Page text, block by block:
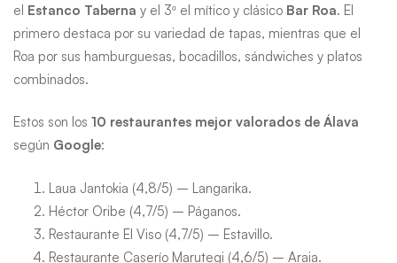
el Estanco Taberna y el 3º el mítico y clásico Bar Roa. El
primero destaca por su variedad de tapas, mientras que el
Roa por sus hamburguesas, bocadillos, sándwiches y platos
combinados.
Estos son los 10 restaurantes mejor valorados de Álava
según Google:
Laua Jantokia (4,8/5) – Langarika.
Héctor Oribe (4,7/5) – Páganos.
Restaurante El Viso (4,7/5) – Estavillo.
Restaurante Caserío Marutegi (4,6/5) – Araia.